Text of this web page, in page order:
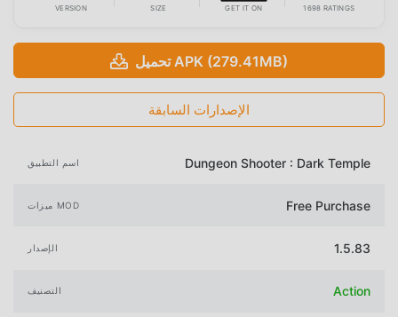
VERSION SIZE GET IT ON 1698 RATINGS
تحميل APK (279.41MB)
الإصدارات السابقة
اسم التطبيق Dungeon Shooter : Dark Temple
ميزات MOD Free Purchase
الإصدار 1.5.83
التصنيف Action